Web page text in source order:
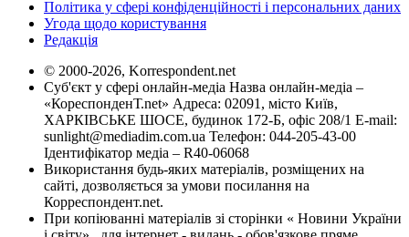
Політика у сфері конфіденційності і персональних даних
Угода щодо користування
Редакція
© 2000-2026, Korrespondent.net
Суб'єкт у сфері онлайн-медіа Назва онлайн-медіа –
«КореспонденТ.net» Адреса: 02091, місто Київ,
ХАРКІВСЬКЕ ШОСЕ, будинок 172-Б, офіс 208/1 E-mail:
sunlight@mediadim.com.ua Телефон: 044-205-43-00
Ідентифікатор медіа – R40-06068
Використання будь-яких матеріалів, розміщених на
сайті, дозволяється за умови посилання на
Корреспондент.net.
При копіюванні матеріалів зі сторінки « Новини України